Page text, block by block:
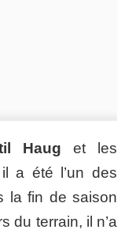
Haug et les
a été l’un des
la fin de saison
du terrain, il n’a